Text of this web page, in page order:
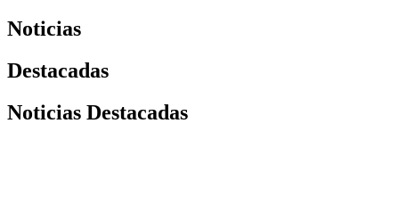
Noticias
Destacadas
Noticias Destacadas